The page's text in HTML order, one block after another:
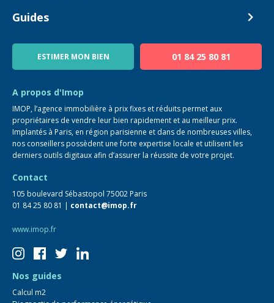
Devenir Conseiller
Guides
Blog
ESTIMER MON BIEN 01 84 25 80 81
A propos d'Imop
IMOP, l’agence immobilière à prix fixes et réduits permet aux
propriétaires de vendre leur bien rapidement et au meilleur prix.
Implantés à Paris, en région parisienne et dans de nombreuses villes,
nos conseillers possèdent une forte expertise locale et utilisent les
derniers outils digitaux afin d’assurer la réussite de votre projet.
Contact
105 boulevard Sébastopol 75002 Paris
01 84 25 80 81 | contact@imop.fr
www.imop.fr
Nos guides
Calcul m2